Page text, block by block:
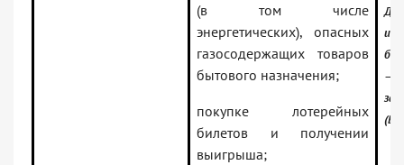
(в том числе
энергетических), опасных
газосодержащих товаров
бытового назначения;
покупке лотерейных
билетов и получении
выигрыша;
—